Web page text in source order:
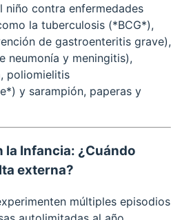
niño contra enfermedades
la tuberculosis (*BCG*),
de gastroenteritis grave),
neumonía y meningitis),
poliomielitis
y sarampión, paperas y
la Infancia: ¿Cuándo
externa?
múltiples episodios